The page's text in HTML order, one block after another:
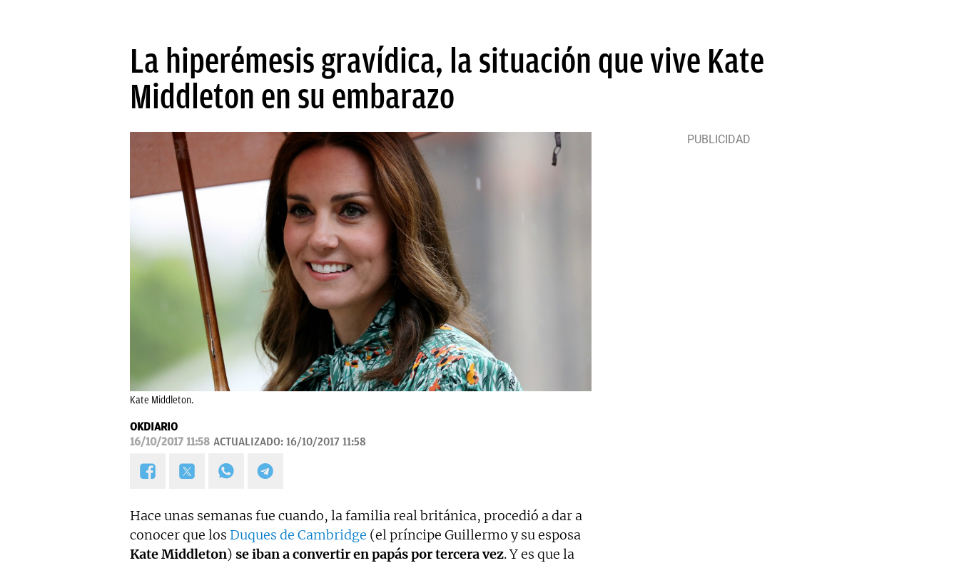
La hiperémesis gravídica, la situación que vive Kate
Middleton en su embarazo
Kate Middleton.
OKDIARIO
16/10/2017 11:58 ACTUALIZADO: 16/10/2017 11:58
Hace unas semanas fue cuando, la familia real británica, procedió a dar a
conocer que los Duques de Cambridge (el príncipe Guillermo y su esposa
Kate Middleton) se iban a convertir en papás por tercera vez. Y es que la